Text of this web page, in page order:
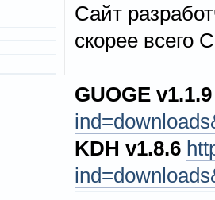
Сайт
скорее всего
GUOGE v1.1.9
KDH v1.8.6